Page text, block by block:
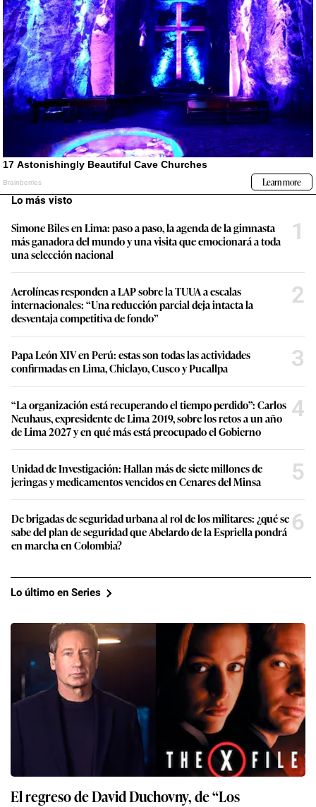
Lo más visto
Simone Biles en Lima: paso a paso, la agenda de la gimnasta
más ganadora del mundo y una visita que emocionará a toda
una selección nacional
1
Aerolíneas responden a LAP sobre la TUUA a escalas
internacionales: “Una reducción parcial deja intacta la
desventaja competitiva de fondo”
2
Papa León XIV en Perú: estas son todas las actividades
confirmadas en Lima, Chiclayo, Cusco y Pucallpa
3
“La organización está recuperando el tiempo perdido”: Carlos
Neuhaus, expresidente de Lima 2019, sobre los retos a un año
de Lima 2027 y en qué más está preocupado el Gobierno
4
Unidad de Investigación: Hallan más de siete millones de
jeringas y medicamentos vencidos en Cenares del Minsa
5
De brigadas de seguridad urbana al rol de los militares: ¿qué se
sabe del plan de seguridad que Abelardo de la Espriella pondrá
en marcha en Colombia?
6
Lo último en Series
El regreso de David Duchovny, de “Los